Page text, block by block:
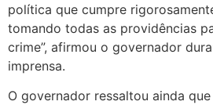
política que cumpre
tomando todas as providências
crime”, afirmou o governador
imprensa.
O governador ressaltou ainda